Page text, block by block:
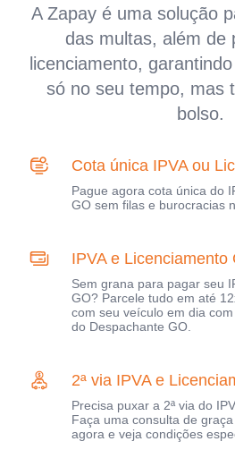
A Zapay é uma solução
das multas, além de
licenciamento,
só no seu tempo, mas
bolso.
Cota única IPVA ou
Pague agora cota única do
GO sem filas e burocracias
IPVA e Licenciamento
Sem grana para pagar seu
GO? Parcele tudo em até
com seu veículo em dia
do Despachante GO.
2ª via IPVA e
Precisa puxar a 2ª via do
Faça uma consulta de
agora e veja condições